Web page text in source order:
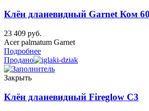
Клён дланевидный Garnet Ком
23 409 руб.
Acer palmatum Garnet
Подробнее
Продано
Закрыть
Клён дланевидный Fireglow C3